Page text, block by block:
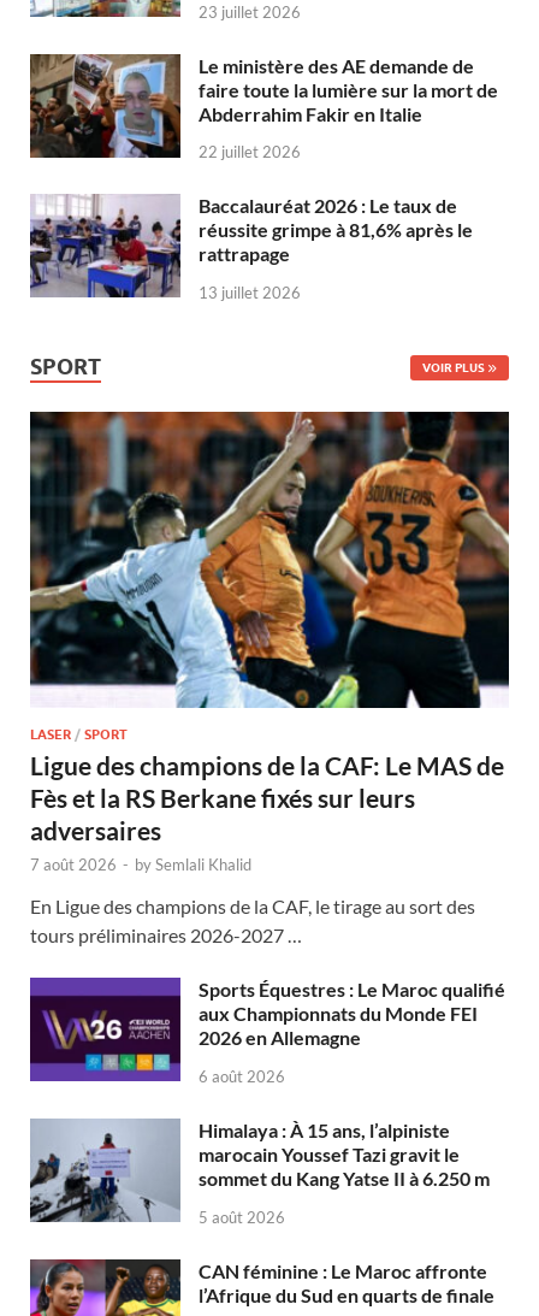
23 juillet 2026
Le ministère des AE demande de
faire toute la lumière sur la mort de
Abderrahim Fakir en Italie
22 juillet 2026
Baccalauréat 2026 : Le taux de
réussite grimpe à 81,6% après le
rattrapage
13 juillet 2026
SPORT VOIR PLUS
LASER / SPORT
Ligue des champions de la CAF: Le MAS de
Fès et la RS Berkane fixés sur leurs
adversaires
7 août 2026 - bySemlali Khalid
En Ligue des champions de la CAF, le tirage au sort des
tours préliminaires 2026-2027 …
Sports Équestres : Le Maroc qualifié
aux Championnats du Monde FEI
2026 en Allemagne
6 août 2026
Himalaya : À 15 ans, l’alpiniste
marocain Youssef Tazi gravit le
sommet du Kang Yatse II à 6.250 m
5 août 2026
CAN féminine : Le Maroc affronte
l’Afrique du Sud en quarts de finale